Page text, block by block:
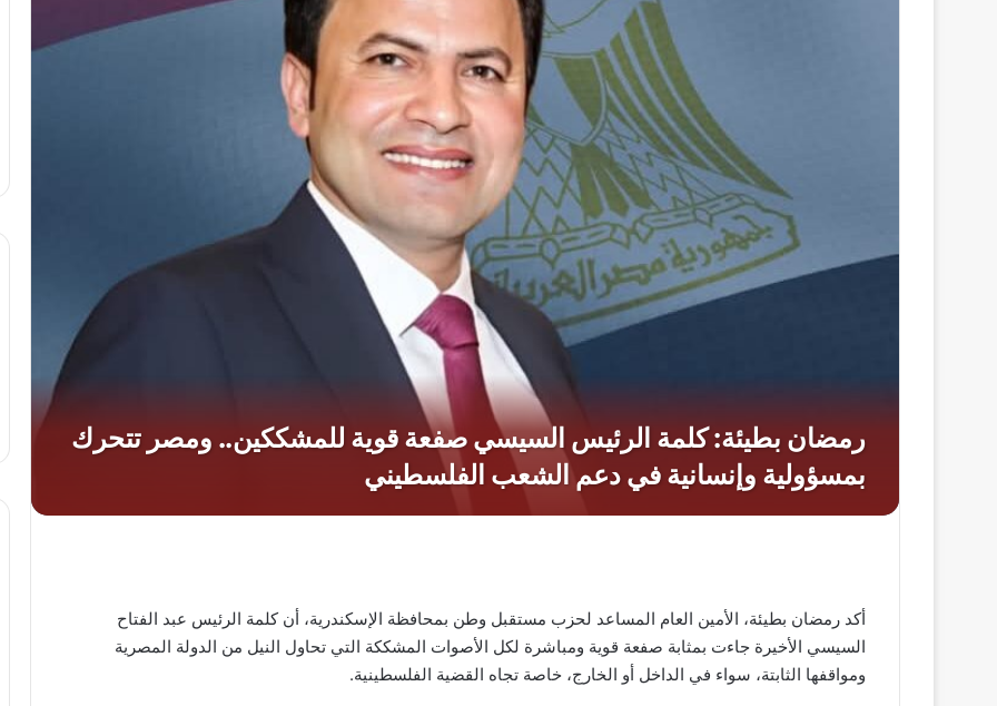
أكد رمضان بطيئة، الأمين العام المساعد لحزب مستقبل وطن بمحافظة الإسكندرية، أن كلمة الرئيس عبد الفتاح
السيسي الأخيرة جاءت بمثابة صفعة قوية ومباشرة لكل الأصوات المشككة التي تحاول النيل من الدولة المصرية
ومواقفها الثابتة، سواء في الداخل أو الخارج، خاصة تجاه القضية الفلسطينية.